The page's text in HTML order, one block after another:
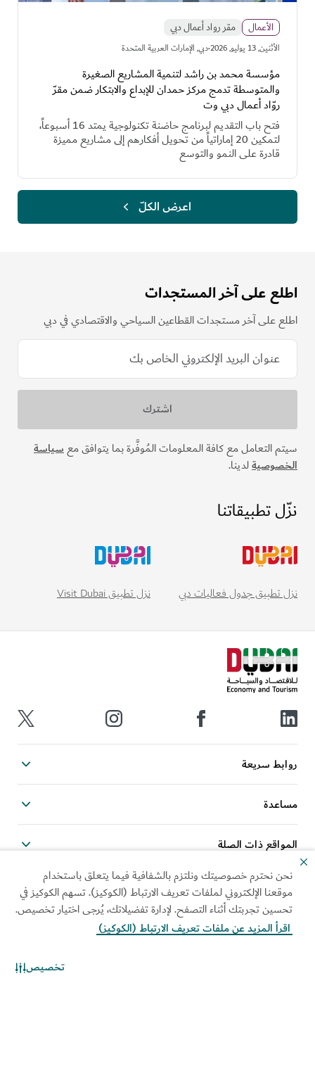
نحن نحترم خصوصيتك ونلتزم بالشفافية فيما يتعلق باستخدام
موقعنا الإلكتروني لملفات تعريف الارتباط (الكوكيز). تسهم الكوكيز في
تحسين تجربتك أثناء التصفح. لإدارة تفضيلاتك، يُرجى اختيار تخصيص.
اقرأ المزيد عن ملفات تعريف الارتباط (الكوكيز)
تخصيص
الأعمال مقر رواد أعمال دبي
اﻷثنين, 13 يوليو, 2026 ·دبي, الإمارات العربية المتحدة
مؤسسة محمد بن راشد لتنمية المشاريع الصغيرة
والمتوسطة تدمج مركز حمدان للإبداع والابتكار ضمن مقرّ
روّاد أعمال دبي وت
فتح باب التقديم لبرنامج حاضنة تكنولوجية يمتد 16 أسبوعاً،
لتمكين 20 إماراتياً من تحويل أفكارهم إلى مشاريع مميزة
قادرة على النمو والتوسع
اعرض الكلّ
اطلع على آخر المستجدات
اطلع على آخر مستجدات القطاعين السياحي والاقتصادي في دبي
سيتم التعامل مع كافة المعلومات المُوفَّرة بما يتوافق معسياسة
الخصوصيةلدينا.
نزّل تطبيقاتنا
نزل تطبيق جدول فعاليات دبي نزل تطبيق Visit Dubai
روابط سريعة
مساعدة
المواقع ذات الصلة
خريطة الموقع
استخدام العلامة المؤسسية